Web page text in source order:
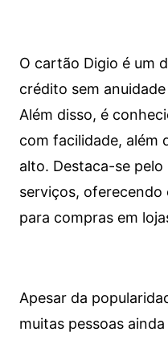
O cartão Digio é um
crédito sem
Além disso, é
com facilidade, além
alto. Destaca-se
serviços,
para compras em
Apesar da
muitas pessoas